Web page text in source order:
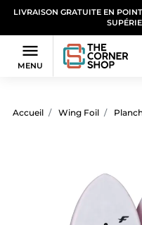
LIVRAISON GRATUITE EN

MENU
Accueil Wing Foil